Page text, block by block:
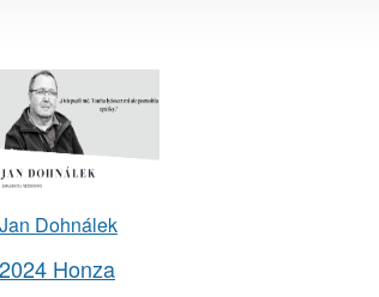
Jan Dohnálek
2024 Honza